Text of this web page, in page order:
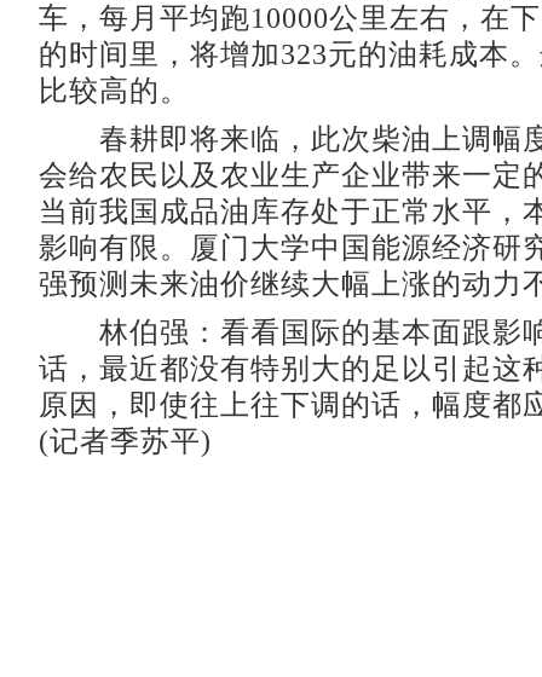
车，每月平均跑10000公里左右，在
的时间里，将增加323元的油耗成本
比较高的。
春耕即将来临，此次柴油上调幅
会给农民以及农业生产企业带来一定
当前我国成品油库存处于正常水平，
影响有限。厦门大学中国能源经济研
强预测未来油价继续大幅上涨的动力
林伯强：看看国际的基本面跟影
话，最近都没有特别大的足以引起这
原因，即使往上往下调的话，幅度都
(记者季苏平)